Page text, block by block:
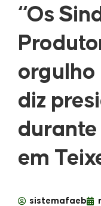
“Os
orgulho
diz
durante
em
sistemafaeb